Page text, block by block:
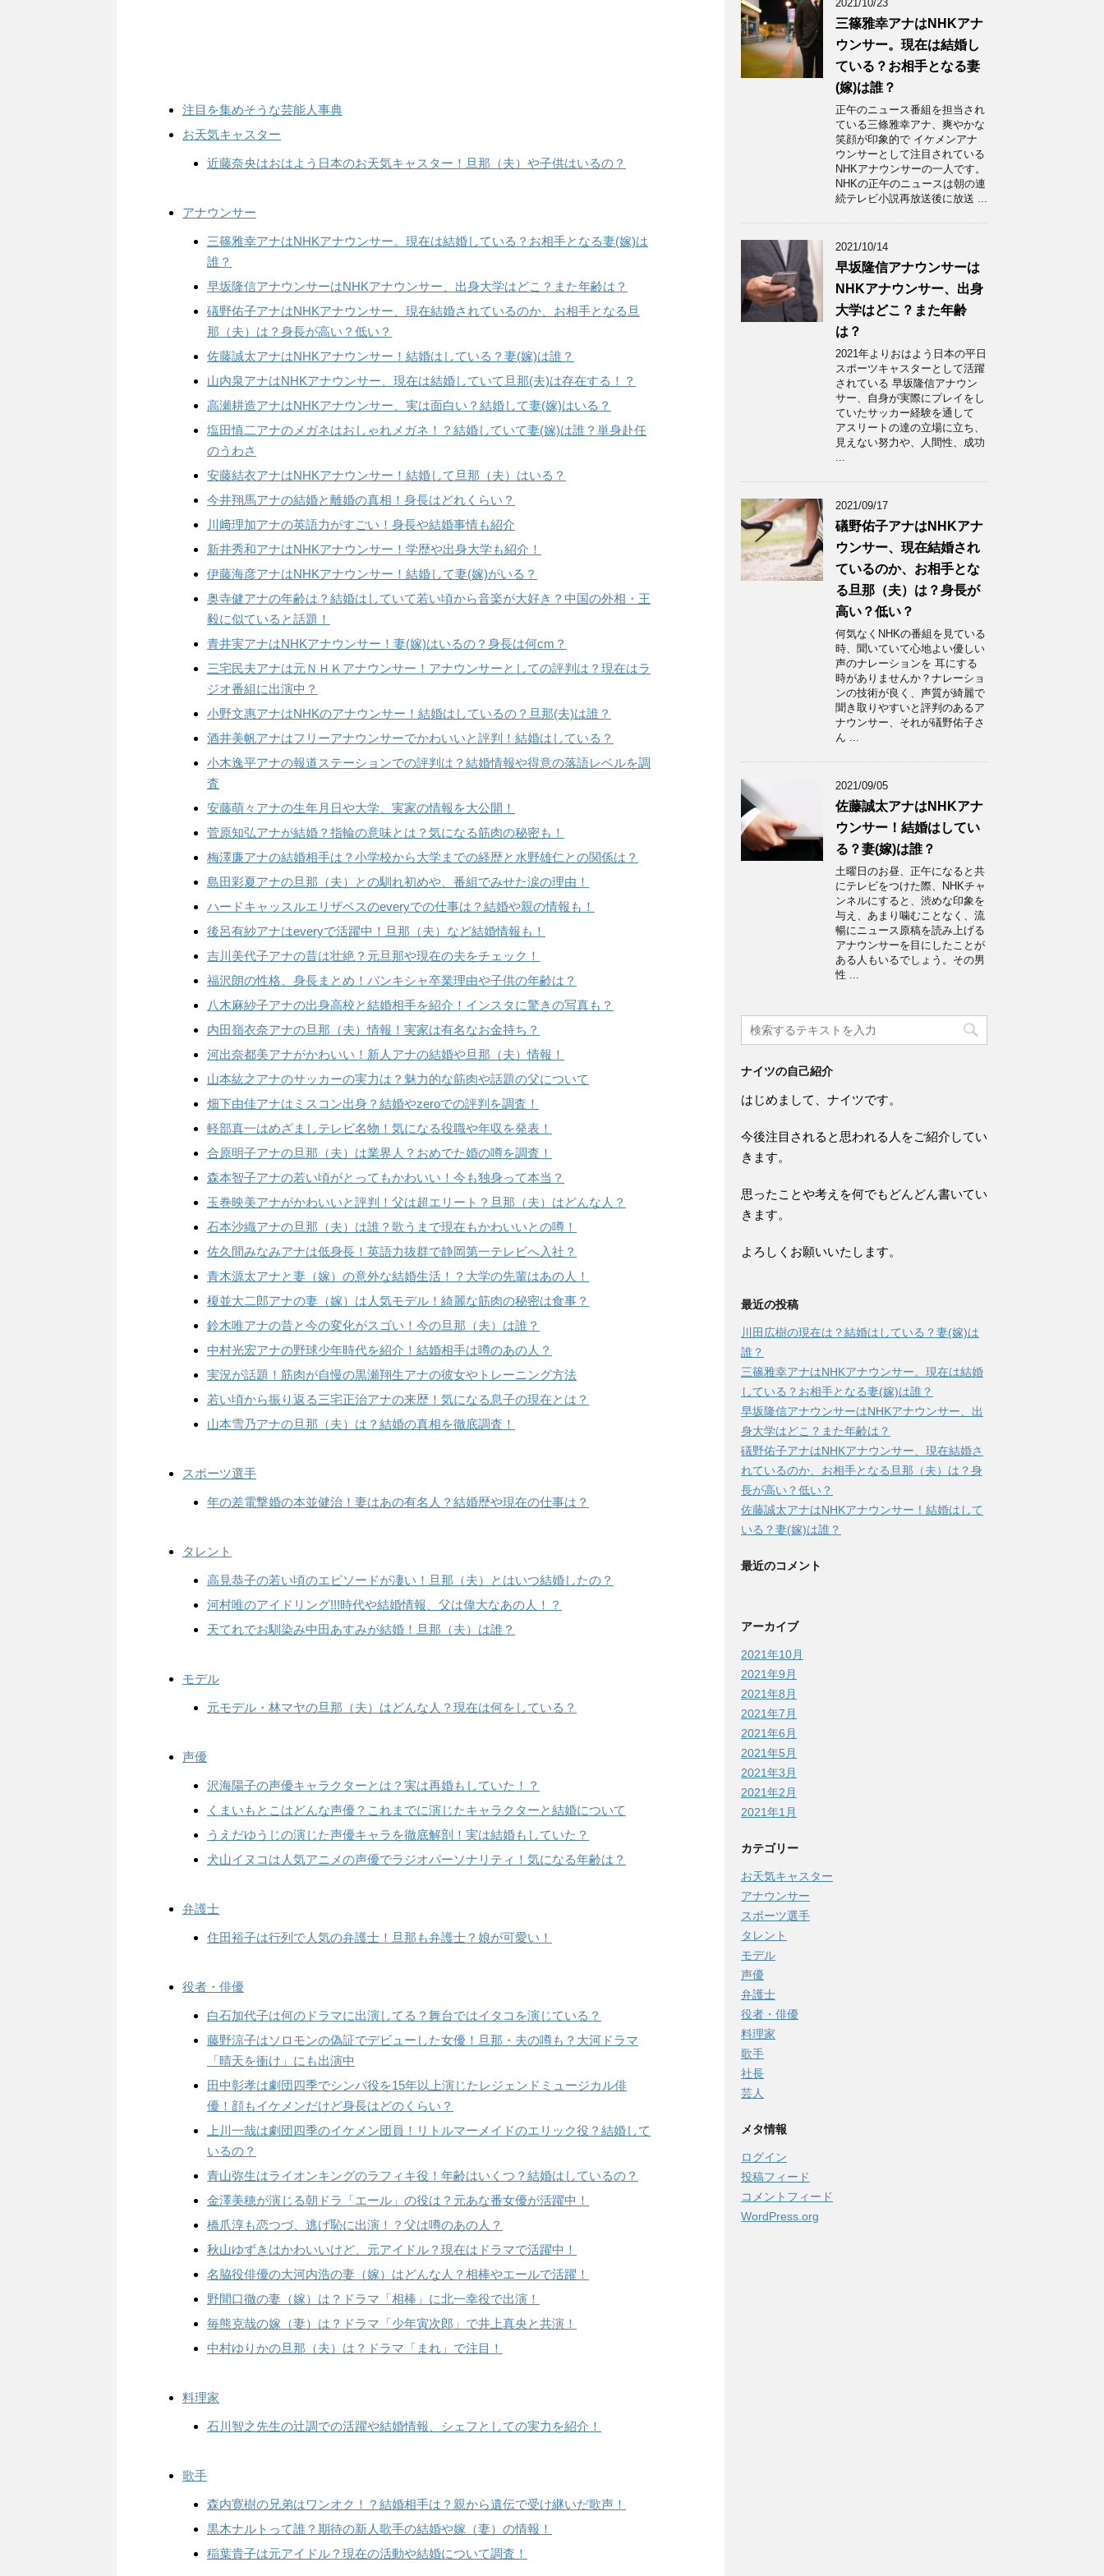
注目を集めそうな芸能人事典
お天気キャスター
近藤奈央はおはよう日本のお天気キャスター！旦那（夫）や子供はいるの？
アナウンサー
三篠雅幸アナはNHKアナウンサー。現在は結婚している？お相手となる妻(嫁)は
誰？
早坂隆信アナウンサーはNHKアナウンサー、出身大学はどこ？また年齢は？
礒野佑子アナはNHKアナウンサー、現在結婚されているのか、お相手となる旦
那（夫）は？身長が高い？低い？
佐藤誠太アナはNHKアナウンサー！結婚はしている？妻(嫁)は誰？
山内泉アナはNHKアナウンサー、現在は結婚していて旦那(夫)は存在する！？
高瀬耕造アナはNHKアナウンサー、実は面白い？結婚して妻(嫁)はいる？
塩田慎二アナのメガネはおしゃれメガネ！？結婚していて妻(嫁)は誰？単身赴任
のうわさ
安藤結衣アナはNHKアナウンサー！結婚して旦那（夫）はいる？
今井翔馬アナの結婚と離婚の真相！身長はどれくらい？
川﨑理加アナの英語力がすごい！身長や結婚事情も紹介
新井秀和アナはNHKアナウンサー！学歴や出身大学も紹介！
伊藤海彦アナはNHKアナウンサー！結婚して妻(嫁)がいる？
奥寺健アナの年齢は？結婚はしていて若い頃から音楽が大好き？中国の外相・王
毅に似ていると話題！
青井実アナはNHKアナウンサー！妻(嫁)はいるの？身長は何cm？
三宅民夫アナは元ＮＨＫアナウンサー！アナウンサーとしての評判は？現在はラ
ジオ番組に出演中？
小野文惠アナはNHKのアナウンサー！結婚はしているの？旦那(夫)は誰？
酒井美帆アナはフリーアナウンサーでかわいいと評判！結婚はしている？
小木逸平アナの報道ステーションでの評判は？結婚情報や得意の落語レベルを調
査
安藤萌々アナの生年月日や大学、実家の情報を大公開！
菅原知弘アナが結婚？指輪の意味とは？気になる筋肉の秘密も！
梅澤廉アナの結婚相手は？小学校から大学までの経歴と水野雄仁との関係は？
島田彩夏アナの旦那（夫）との馴れ初めや、番組でみせた涙の理由！
ハードキャッスルエリザベスのeveryでの仕事は？結婚や親の情報も！
後呂有紗アナはeveryで活躍中！旦那（夫）など結婚情報も！
吉川美代子アナの昔は壮絶？元旦那や現在の夫をチェック！
福沢朗の性格、身長まとめ！バンキシャ卒業理由や子供の年齢は？
八木麻紗子アナの出身高校と結婚相手を紹介！インスタに驚きの写真も？
内田嶺衣奈アナの旦那（夫）情報！実家は有名なお金持ち？
河出奈都美アナがかわいい！新人アナの結婚や旦那（夫）情報！
山本紘之アナのサッカーの実力は？魅力的な筋肉や話題の父について
畑下由佳アナはミスコン出身？結婚やzeroでの評判を調査！
軽部真一はめざましテレビ名物！気になる役職や年収を発表！
合原明子アナの旦那（夫）は業界人？おめでた婚の噂を調査！
森本智子アナの若い頃がとってもかわいい！今も独身って本当？
玉巻映美アナがかわいいと評判！父は超エリート？旦那（夫）はどんな人？
石本沙織アナの旦那（夫）は誰？歌うまで現在もかわいいとの噂！
佐久間みなみアナは低身長！英語力抜群で静岡第一テレビへ入社？
青木源太アナと妻（嫁）の意外な結婚生活！？大学の先輩はあの人！
榎並大二郎アナの妻（嫁）は人気モデル！綺麗な筋肉の秘密は食事？
鈴木唯アナの昔と今の変化がスゴい！今の旦那（夫）は誰？
中村光宏アナの野球少年時代を紹介！結婚相手は噂のあの人？
実況が話題！筋肉が自慢の黒瀬翔生アナの彼女やトレーニング方法
若い頃から振り返る三宅正治アナの来歴！気になる息子の現在とは？
山本雪乃アナの旦那（夫）は？結婚の真相を徹底調査！
スポーツ選手
年の差電撃婚の本並健治！妻はあの有名人？結婚歴や現在の仕事は？
タレント
高見恭子の若い頃のエピソードが凄い！旦那（夫）とはいつ結婚したの？
河村唯のアイドリング!!!時代や結婚情報、父は偉大なあの人！？
天てれでお馴染み中田あすみが結婚！旦那（夫）は誰？
モデル
元モデル・林マヤの旦那（夫）はどんな人？現在は何をしている？
声優
沢海陽子の声優キャラクターとは？実は再婚もしていた！？
くまいもとこはどんな声優？これまでに演じたキャラクターと結婚について
うえだゆうじの演じた声優キャラを徹底解剖！実は結婚もしていた？
犬山イヌコは人気アニメの声優でラジオパーソナリティ！気になる年齢は？
弁護士
住田裕子は行列で人気の弁護士！旦那も弁護士？娘が可愛い！
役者・俳優
白石加代子は何のドラマに出演してる？舞台ではイタコを演じている？
藤野涼子はソロモンの偽証でデビューした女優！旦那・夫の噂も？大河ドラマ
「晴天を衝け」にも出演中
田中彰孝は劇団四季でシンバ役を15年以上演じたレジェンドミュージカル俳
優！顔もイケメンだけど身長はどのくらい？
上川一哉は劇団四季のイケメン団員！リトルマーメイドのエリック役？結婚して
いるの？
青山弥生はライオンキングのラフィキ役！年齢はいくつ？結婚はしているの？
金澤美穂が演じる朝ドラ「エール」の役は？元あな番女優が活躍中！
橋爪淳も恋つづ、逃げ恥に出演！？父は噂のあの人？
秋山ゆずきはかわいいけど、元アイドル？現在はドラマで活躍中！
名脇役俳優の大河内浩の妻（嫁）はどんな人？相棒やエールで活躍！
野間口徹の妻（嫁）は？ドラマ「相棒」に北一幸役で出演！
毎熊克哉の嫁（妻）は？ドラマ「少年寅次郎」で井上真央と共演！
中村ゆりかの旦那（夫）は？ドラマ「まれ」で注目！
料理家
石川智之先生の辻調での活躍や結婚情報、シェフとしての実力を紹介！
歌手
森内寛樹の兄弟はワンオク！？結婚相手は？親から遺伝で受け継いだ歌声！
黒木ナルトって誰？期待の新人歌手の結婚や嫁（妻）の情報！
稲葉貴子は元アイドル？現在の活動や結婚について調査！
2021/10/23
三篠雅幸アナはNHKアナ
ウンサー。現在は結婚し
ている？お相手となる妻
(嫁)は誰？
正午のニュース番組を担当され
ている三條雅幸アナ、爽やかな
笑顔が印象的で イケメンアナ
ウンサーとして注目されている
NHKアナウンサーの一人です。
NHKの正午のニュースは朝の連
続テレビ小説再放送後に放送 ...
2021/10/14
早坂隆信アナウンサーは
NHKアナウンサー、出身
大学はどこ？また年齢
は？
2021年よりおはよう日本の平日
スポーツキャスターとして活躍
されている 早坂隆信アナウン
サー、自身が実際にプレイをし
ていたサッカー経験を通して
アスリートの達の立場に立ち、
見えない努力や、人間性、成功
...
2021/09/17
礒野佑子アナはNHKアナ
ウンサー、現在結婚され
ているのか、お相手とな
る旦那（夫）は？身長が
高い？低い？
何気なくNHKの番組を見ている
時、聞いていて心地よい優しい
声のナレーションを 耳にする
時がありませんか？ナレーショ
ンの技術が良く、声質が綺麗で
聞き取りやすいと評判のあるア
ナウンサー、それが礒野佑子さ
ん ...
2021/09/05
佐藤誠太アナはNHKアナ
ウンサー！結婚はしてい
る？妻(嫁)は誰？
土曜日のお昼、正午になると共
にテレビをつけた際、NHKチャ
ンネルにすると、渋めな印象を
与え、あまり噛むことなく、流
暢にニュース原稿を読み上げる
アナウンサーを目にしたことが
ある人もいるでしょう。その男
性 ...
ナイツの自己紹介
はじめまして、ナイツです。
今後注目されると思われる人をご紹介してい
きます。
思ったことや考えを何でもどんどん書いてい
きます。
よろしくお願いいたします。
最近の投稿
川田広樹の現在は？結婚はしている？妻(嫁)は
誰？
三篠雅幸アナはNHKアナウンサー。現在は結婚
している？お相手となる妻(嫁)は誰？
早坂隆信アナウンサーはNHKアナウンサー、出
身大学はどこ？また年齢は？
礒野佑子アナはNHKアナウンサー、現在結婚さ
れているのか、お相手となる旦那（夫）は？身
長が高い？低い？
佐藤誠太アナはNHKアナウンサー！結婚はして
いる？妻(嫁)は誰？
最近のコメント
アーカイブ
2021年10月
2021年9月
2021年8月
2021年7月
2021年6月
2021年5月
2021年3月
2021年2月
2021年1月
カテゴリー
お天気キャスター
アナウンサー
スポーツ選手
タレント
モデル
声優
弁護士
役者・俳優
料理家
歌手
社長
芸人
メタ情報
ログイン
投稿フィード
コメントフィード
WordPress.org